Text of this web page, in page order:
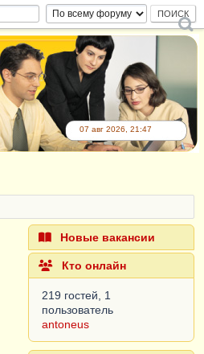
07 авг 2026, 21:47
Новые вакансии
Кто онлайн
219 гостей, 1
пользователь
antoneus